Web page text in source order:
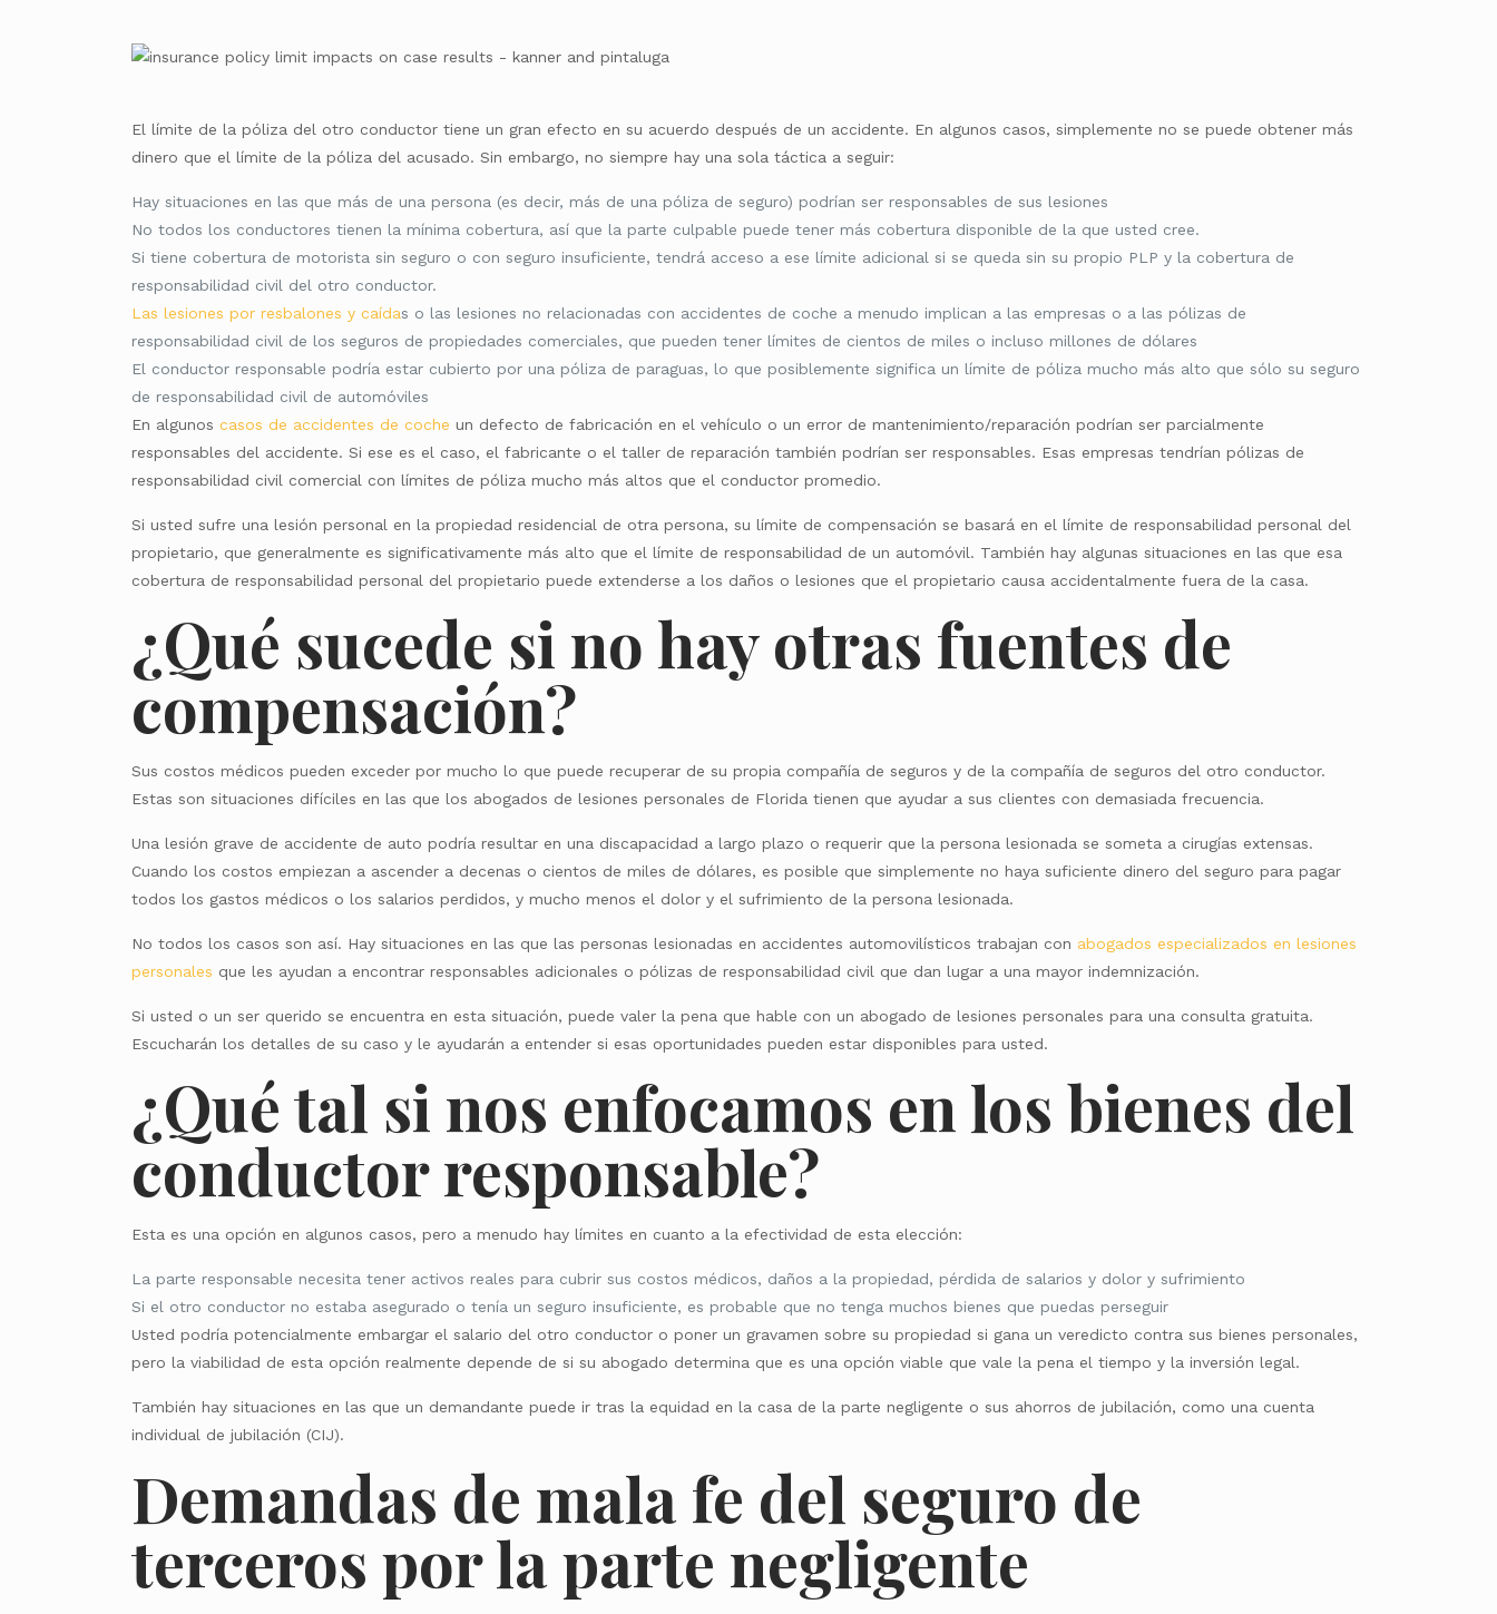
El límite de la póliza del otro conductor tiene un gran efecto en su acuerdo después de un accidente. En algunos casos, simplemente no se puede obtener más
dinero que el límite de la póliza del acusado. Sin embargo, no siempre hay una sola táctica a seguir:
Hay situaciones en las que más de una persona (es decir, más de una póliza de seguro) podrían ser responsables de sus lesiones
No todos los conductores tienen la mínima cobertura, así que la parte culpable puede tener más cobertura disponible de la que usted cree.
Si tiene cobertura de motorista sin seguro o con seguro insuficiente, tendrá acceso a ese límite adicional si se queda sin su propio PLP y la cobertura de
responsabilidad civil del otro conductor.
Las lesiones por resbalones y caídas o las lesiones no relacionadas con accidentes de coche a menudo implican a las empresas o a las pólizas de
responsabilidad civil de los seguros de propiedades comerciales, que pueden tener límites de cientos de miles o incluso millones de dólares
El conductor responsable podría estar cubierto por una póliza de paraguas, lo que posiblemente significa un límite de póliza mucho más alto que sólo su seguro
de responsabilidad civil de automóviles
En algunoscasos de accidentes de coche un defecto de fabricación en el vehículo o un error de mantenimiento/reparación podrían ser parcialmente
responsables del accidente. Si ese es el caso, el fabricante o el taller de reparación también podrían ser responsables. Esas empresas tendrían pólizas de
responsabilidad civil comercial con límites de póliza mucho más altos que el conductor promedio.
Si usted sufre una lesión personal en la propiedad residencial de otra persona, su límite de compensación se basará en el límite de responsabilidad personal del
propietario, que generalmente es significativamente más alto que el límite de responsabilidad de un automóvil. También hay algunas situaciones en las que esa
cobertura de responsabilidad personal del propietario puede extenderse a los daños o lesiones que el propietario causa accidentalmente fuera de la casa.
¿Qué sucede si no hay otras fuentes de
compensación?
Sus costos médicos pueden exceder por mucho lo que puede recuperar de su propia compañía de seguros y de la compañía de seguros del otro conductor.
Estas son situaciones difíciles en las que los abogados de lesiones personales de Florida tienen que ayudar a sus clientes con demasiada frecuencia.
Una lesión grave de accidente de auto podría resultar en una discapacidad a largo plazo o requerir que la persona lesionada se someta a cirugías extensas.
Cuando los costos empiezan a ascender a decenas o cientos de miles de dólares, es posible que simplemente no haya suficiente dinero del seguro para pagar
todos los gastos médicos o los salarios perdidos, y mucho menos el dolor y el sufrimiento de la persona lesionada.
No todos los casos son así. Hay situaciones en las que las personas lesionadas en accidentes automovilísticos trabajan con abogados especializados en lesiones
personales que les ayudan a encontrar responsables adicionales o pólizas de responsabilidad civil que dan lugar a una mayor indemnización.
Si usted o un ser querido se encuentra en esta situación, puede valer la pena que hable con un abogado de lesiones personales para una consulta gratuita.
Escucharán los detalles de su caso y le ayudarán a entender si esas oportunidades pueden estar disponibles para usted.
¿Qué tal si nos enfocamos en los bienes del
conductor responsable?
Esta es una opción en algunos casos, pero a menudo hay límites en cuanto a la efectividad de esta elección:
La parte responsable necesita tener activos reales para cubrir sus costos médicos, daños a la propiedad, pérdida de salarios y dolor y sufrimiento
Si el otro conductor no estaba asegurado o tenía un seguro insuficiente, es probable que no tenga muchos bienes que puedas perseguir
Usted podría potencialmente embargar el salario del otro conductor o poner un gravamen sobre su propiedad si gana un veredicto contra sus bienes personales,
pero la viabilidad de esta opción realmente depende de si su abogado determina que es una opción viable que vale la pena el tiempo y la inversión legal.
También hay situaciones en las que un demandante puede ir tras la equidad en la casa de la parte negligente o sus ahorros de jubilación, como una cuenta
individual de jubilación (CIJ).
Demandas de mala fe del seguro de
terceros por la parte negligente